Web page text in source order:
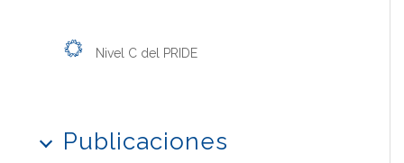
Nivel C del PRIDE
Publicaciones